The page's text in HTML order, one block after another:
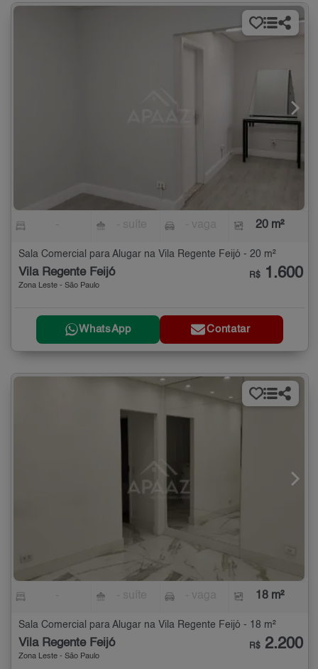
20 m²
Sala Comercial para Alugar na Vila Regente Feijó - 20 m²
Vila Regente Feijó
Zona Leste - São Paulo
R$ 1.600
WhatsApp Contatar
18 m²
Sala Comercial para Alugar na Vila Regente Feijó - 18 m²
Vila Regente Feijó
Zona Leste - São Paulo
R$ 2.200